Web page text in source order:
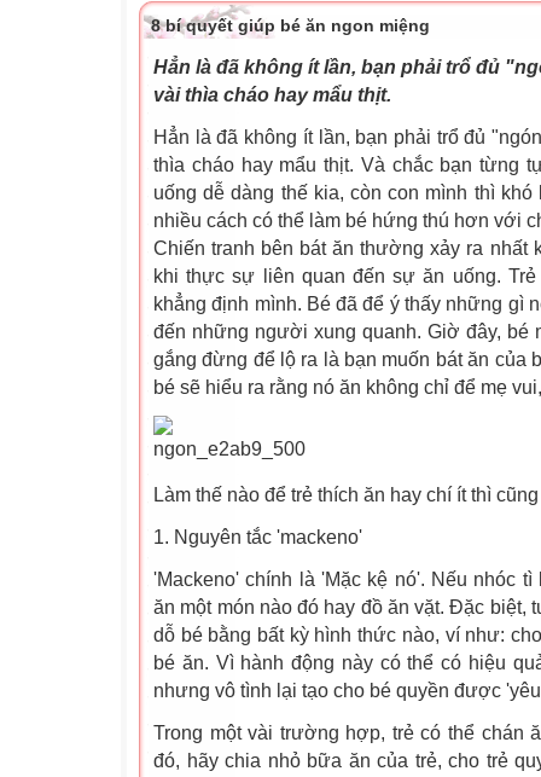
8 bí quyết giúp bé ăn ngon miệng
Hẳn là đã không ít lần, bạn phải trổ đủ
vài thìa cháo hay mẩu thịt.
Hẳn là đã không ít lần, bạn phải trổ đủ
thìa cháo hay mẩu thịt. Và chắc bạn từng
uống dễ dàng thế kia, còn con mình thì
nhiều cách có thể làm bé hứng thú hơn với
Chiến tranh bên bát ăn thường xảy ra nhất
khi thực sự liên quan đến sự ăn uống.
khẳng định mình. Bé đã để ý thấy những gì
đến những người xung quanh. Giờ đây, bé
gắng đừng để lộ ra là bạn muốn bát ăn của
bé sẽ hiểu ra rằng nó ăn không chỉ để mẹ
Làm thế nào để trẻ thích ăn hay chí ít thì
1. Nguyên tắc 'mackeno'
'Mackeno' chính là 'Mặc kệ nó'. Nếu nhóc
ăn một món nào đó hay đồ ăn vặt. Đặc biệt,
dỗ bé bằng bất kỳ hình thức nào, ví như:
bé ăn. Vì hành động này có thể có hiệu
nhưng vô tình lại tạo cho bé quyền được
Trong một vài trường hợp, trẻ có thể chán
đó, hãy chia nhỏ bữa ăn của trẻ, cho trẻ